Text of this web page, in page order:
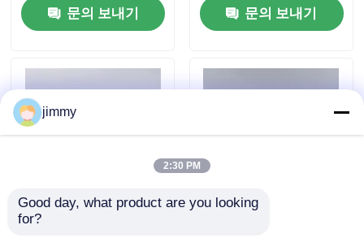
연락주세요
뉴스
문의 보내기
문의 보내기
24/37mm AS 반캡 화
jimmy
2:30 PM
Good day, what product are you looking
for?